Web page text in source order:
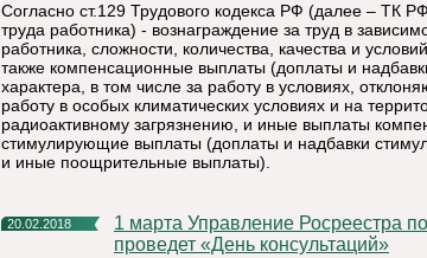
Согласно ст.129 Трудового кодекса РФ (далее – ТК
труда работника) - вознаграждение за труд в
работника, сложности, количества, качества и
также компенсационные выплаты (доплаты и
характера, в том числе за работу в условиях,
работу в особых климатических условиях и на
радиоактивному загрязнению, и иные выплаты
стимулирующие выплаты (доплаты и надбавки
и иные поощрительные выплаты).
20.02.2018
1 марта Управление Росреестра по Республики Коми
проведет «День консультаций»